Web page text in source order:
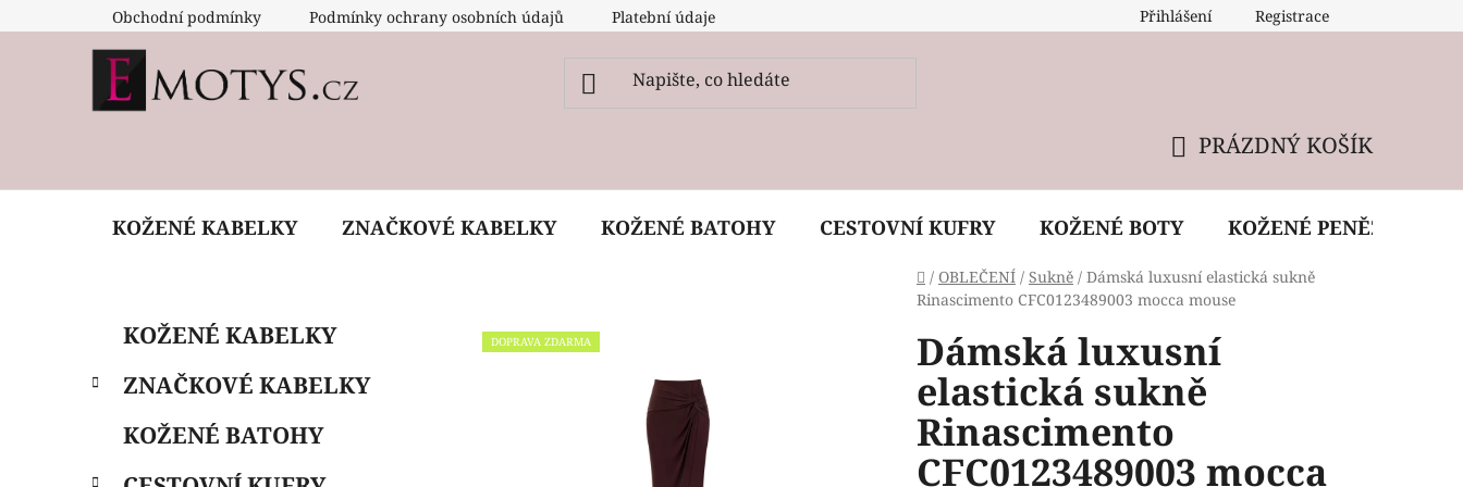
na
Obchodní podmínky Podmínky ochrany osobních údajů Platební údaje Reklamační podmínky
Přihlášení Registrace
KOŠÍK
PRÁZDNÝ KOŠÍK
KOŽENÉ KABELKY ZNAČKOVÉ KABELKY KOŽENÉ BATOHY CESTOVNÍ KUFRY KOŽENÉ BOTY KOŽENÉ PENĚŽENKY
Domů
/ OBLEČENÍ / Sukně / Dámská luxusní elastická sukně
Rinascimento CFC0123489003 mocca mouse
s
Přeskočit
kategorie
e
KOŽENÉ KABELKY
ZNAČKOVÉ KABELKY
KOŽENÉ BATOHY
Dámská luxusní
elastická sukně
Rinascimento
CFC0123489003 mocca
DOPRAVA ZDARMA